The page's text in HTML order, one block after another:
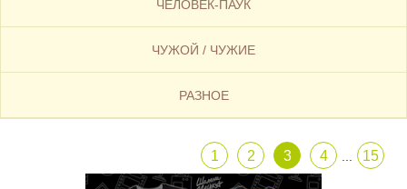
ЧЕЛОВЕК-ПАУК
ЧУЖОЙ / ЧУЖИЕ
РАЗНОЕ
1 2 3 4 15